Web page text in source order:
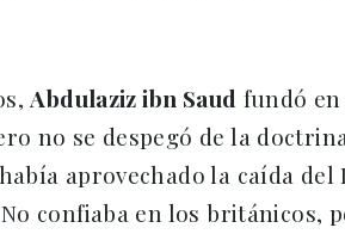
Abdulaziz ibn Saud fundó en
no se despegó de la
aprovechado la caída
confiaba en los británicos,